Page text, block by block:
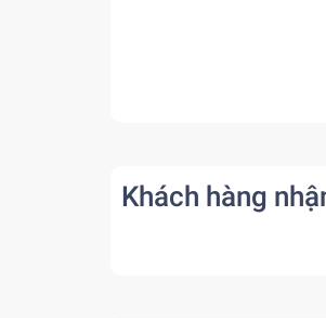
Khách hàng